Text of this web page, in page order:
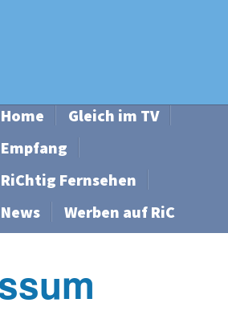
Home
Gleich im TV
Empfang
RiChtig Fernsehen
News
Werben auf RiC